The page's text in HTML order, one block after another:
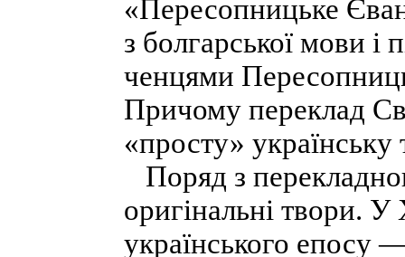
«Пересопницьке
з болгарської мови і
ченцями
Причому переклад
«просту» українську
Поряд з
оригінальні твори. У
українського епосу